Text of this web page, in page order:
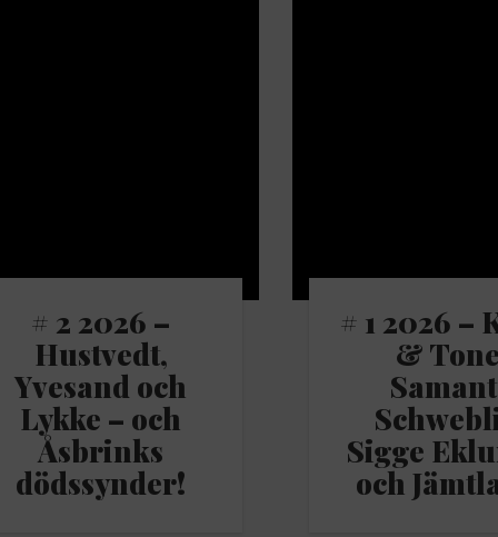
# 2 2026 –
Hustvedt,
Yvesand och
Lykke – och
Åsbrinks
dödssynder!
# 1 2026 –
&
Sigge
och